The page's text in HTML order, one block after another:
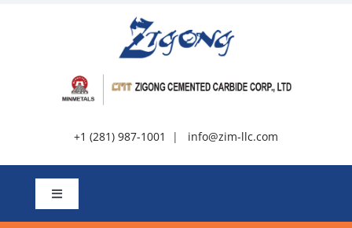
+1 (281) 987-1001 | info@zim-llc.com
Alternar